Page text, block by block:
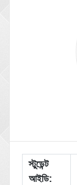
স্টুডেন্ট
আইডি: